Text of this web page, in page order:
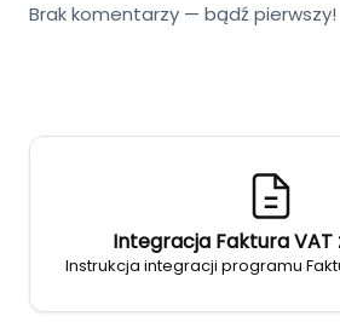
Brak komentarzy — bądź pierwszy!
Integracja Faktura VAT
Instrukcja integracji programu